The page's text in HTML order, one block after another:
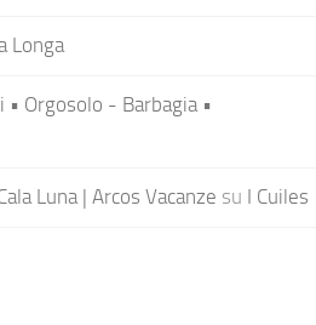
Longa
• Orgosolo - Barbagia •
Luna | Arcos Vacanze su I Cuiles